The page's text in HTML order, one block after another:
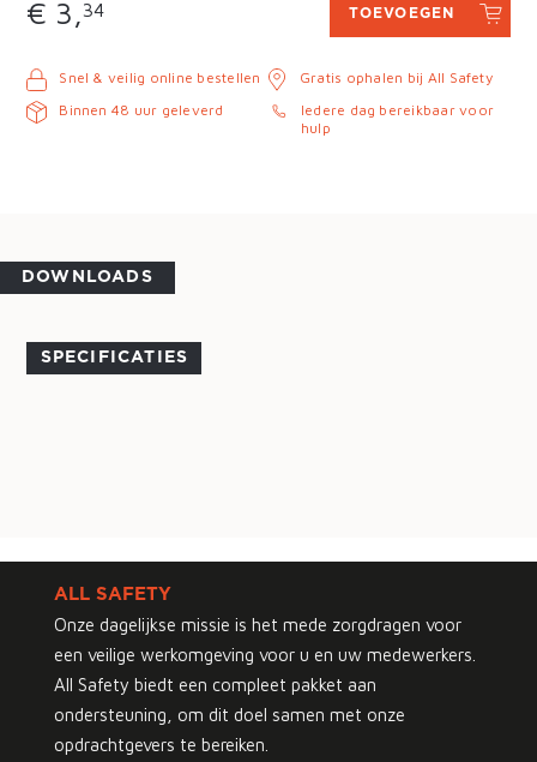
€ 3,34 TOEVOEGEN
Snel & veilig online bestellen
Binnen 48 uur geleverd
Gratis ophalen bij All Safety
Iedere dag bereikbaar voor
hulp
DOWNLOADS
SPECIFICATIES
ALL SAFETY
Onze dagelijkse missie is het mede zorgdragen voor
een veilige werkomgeving voor u en uw medewerkers.
All Safety biedt een compleet pakket aan
ondersteuning, om dit doel samen met onze
opdrachtgevers te bereiken.